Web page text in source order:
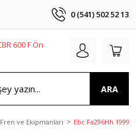
0 (541) 502 52 13
ARA
Fren ve Ekipmanları Ebc Fa296Hh 1999-